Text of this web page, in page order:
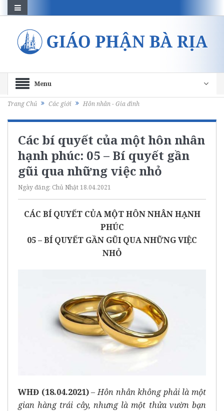
Menu
Trang Chủ Các giới Hôn nhân - Gia đình
Các bí quyết của một hôn nhân
hạnh phúc: 05 – Bí quyết gần
gũi qua những việc nhỏ
Ngày đăng: Chủ Nhật 18.04.2021
CÁC BÍ QUYẾT CỦA MỘT HÔN NHÂN HẠNH
PHÚC
05 – BÍ QUYẾT GẦN GŨI QUA NHỮNG VIỆC
NHỎ
WHĐ (18.04.2021)–Hôn nhân không phải là một
gian hàng trái cây, nhưng là một thửa vườn bạn